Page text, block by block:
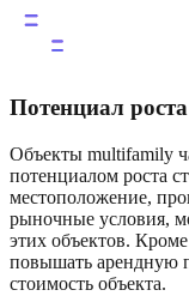
Потенциал
Объекты multifamily
потенциалом роста
местоположение,
рыночные условия,
этих объектов.
повышать арендную
стоимость объекта.